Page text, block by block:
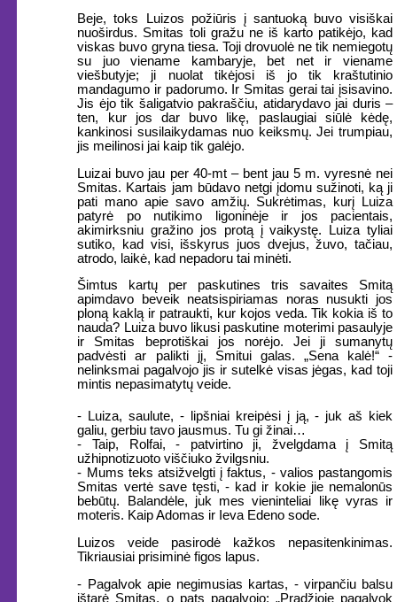
Beje, toks Luizos požiūris į santuoką buvo visiškai
nuoširdus. Smitas toli gražu ne iš karto patikėjo, kad
viskas buvo gryna tiesa. Toji drovuolė ne tik nemiegotų
su juo viename kambaryje, bet net ir viename
viešbutyje; ji nuolat tikėjosi iš jo tik kraštutinio
mandagumo ir padorumo. Ir Smitas gerai tai įsisavino.
Jis ėjo tik šaligatvio pakraščiu, atidarydavo jai duris –
ten, kur jos dar buvo likę, paslaugiai siūlė kėdę,
kankinosi susilaikydamas nuo keiksmų. Jei trumpiau,
jis meilinosi jai kaip tik galėjo.
Luizai buvo jau per 40-mt – bent jau 5 m. vyresnė nei
Smitas. Kartais jam būdavo netgi įdomu sužinoti, ką ji
pati mano apie savo amžių. Sukrėtimas, kurį Luiza
patyrė po nutikimo ligoninėje ir jos pacientais,
akimirksniu gražino jos protą į vaikystę. Luiza tyliai
sutiko, kad visi, išskyrus juos dvejus, žuvo, tačiau,
atrodo, laikė, kad nepadoru tai minėti.
Šimtus kartų per paskutines tris savaites Smitą
apimdavo beveik neatsispiriamas noras nusukti jos
ploną kaklą ir patraukti, kur kojos veda. Tik kokia iš to
nauda? Luiza buvo likusi paskutine moterimi pasaulyje
ir Smitas beprotiškai jos norėjo. Jei ji sumanytų
padvėsti ar palikti jį, Smitui galas. „Sena kalė!“ -
nelinksmai pagalvojo jis ir sutelkė visas jėgas, kad toji
mintis nepasimatytų veide.
- Luiza, saulute, - lipšniai kreipėsi į ją, - juk aš kiek
galiu, gerbiu tavo jausmus. Tu gi žinai…
- Taip, Rolfai, - patvirtino ji, žvelgdama į Smitą
užhipnotizuoto viščiuko žvilgsniu.
- Mums teks atsižvelgti į faktus, - valios pastangomis
Smitas vertė save tęsti, - kad ir kokie jie nemalonūs
bebūtų. Balandėle, juk mes vieninteliai likę vyras ir
moteris. Kaip Adomas ir Ieva Edeno sode.
Luizos veide pasirodė kažkos nepasitenkinimas.
Tikriausiai prisiminė figos lapus.
- Pagalvok apie negimusias kartas, - virpančiu balsu
ištarė Smitas, o pats pagalvojo: „Pradžioje pagalvok